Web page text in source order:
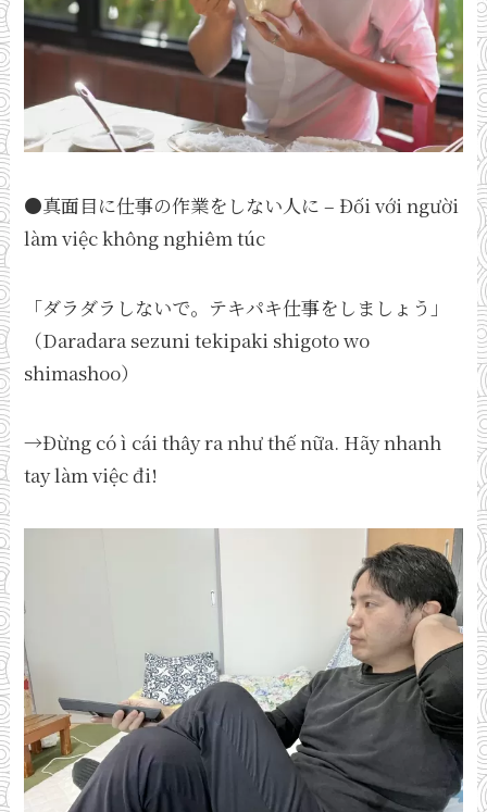
●真面目に仕事の作業をしない人に – Đối với người
làm việc không nghiêm túc
「ダラダラしないで。テキパキ仕事をしましょう」
（Daradara sezuni tekipaki shigoto wo
shimashoo）
→Đừng có ì cái thây ra như thế nữa. Hãy nhanh
tay làm việc đi!